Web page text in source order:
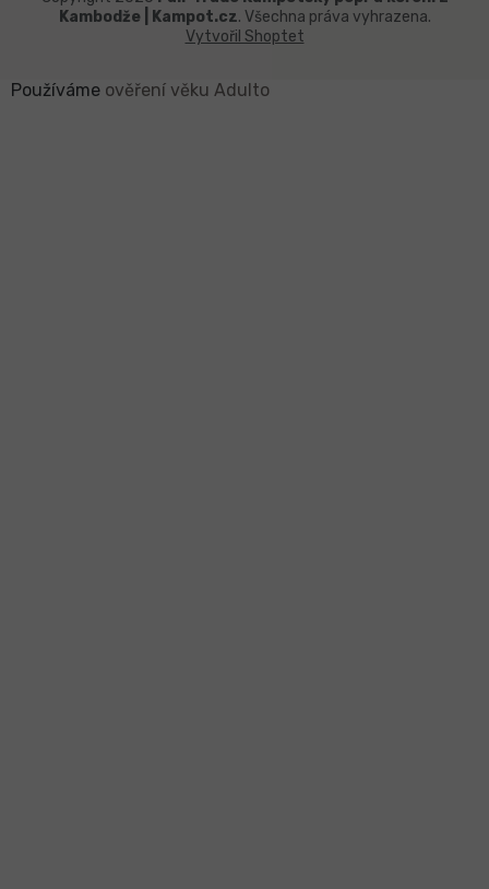
Vytvořil Shoptet
Kambodže | Kampot.cz. Všechna práva vyhrazena.
Používáme ověření věku Adulto